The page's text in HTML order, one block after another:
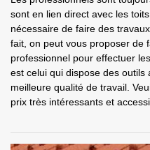
sont en lien direct avec les
nécessaire de faire des
fait, on peut vous proposer de
professionnel pour effectuer
est celui qui dispose des
meilleure qualité de travail.
prix très intéressants et